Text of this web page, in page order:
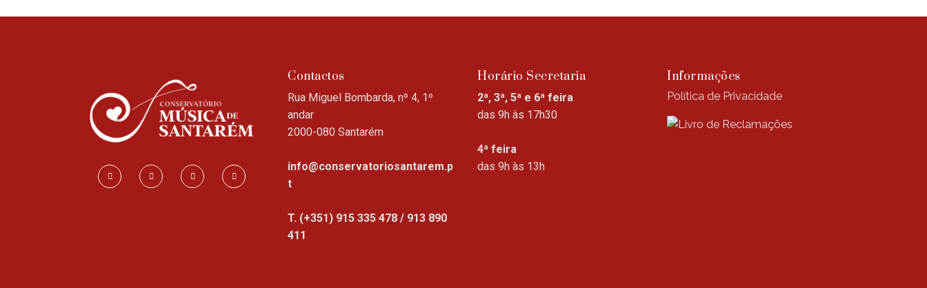
Contactos
Rua Miguel Bombarda, nº 4, 1º
andar
2000-080 Santarém
info@conservatoriosantarem.p
t
T. (+351) 915 335 478 / 913 890
411
Horário Secretaria
2ª, 3ª, 5ª e 6ª feira
das 9h às 17h30
4ª feira
das 9h às 13h
Informações
Política de Privacidade